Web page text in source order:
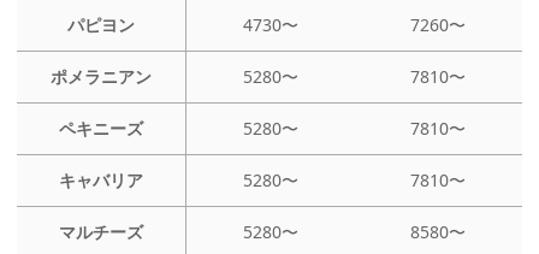
パピヨン 4730〜 7260〜
ポメラニアン 5280〜 7810〜
ペキニーズ 5280〜 7810〜
キャバリア 5280〜 7810〜
マルチーズ 5280〜 8580〜